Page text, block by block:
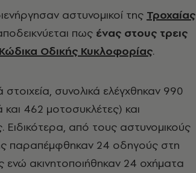
αστυνομικοί της Τροχαίας
πως ένας στους τρεις
Κώδικα Οδικής Κυκλοφορίας.
συνολικά ελέγχθηκαν 990
462 μοτοσυκλέτες) και
από τους αστυνομικούς
παραπέμφθηκαν 24 οδηγούς στη
ενώ ακινητοποιήθηκαν 24 οχήματα